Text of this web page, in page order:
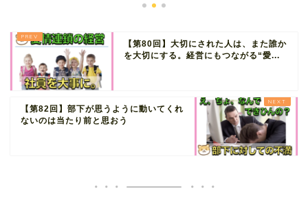
【第80回】大切にされた人は、また誰か
を大切にする。経営にもつながる“愛...
【第82回】部下が思うように動いてくれ
ないのは当たり前と思おう